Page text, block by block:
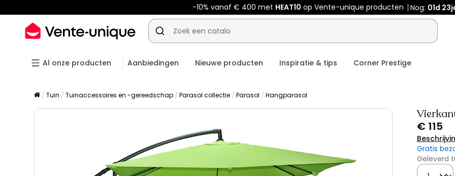
-10% vanaf € 400 met HEAT10 op Vente-unique producten Nog: 01d
Al onze producten Aanbiedingen Nieuwe producten Inspiratie & tips Corner Prestige
Tuin Tuinaccessoires en -gereedschap Parasol collectie Parasol Hangparasol
€ 115
Gratis
Geleverd